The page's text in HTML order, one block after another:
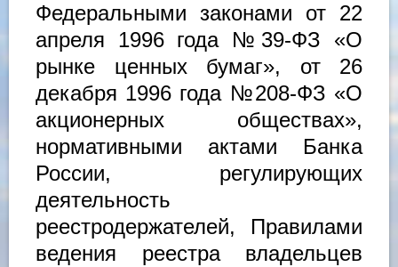
Федеральными законами от 22
апреля 1996 года №39-ФЗ «О
рынке ценных бумаг», от 26
декабря 1996 года №208-ФЗ «О
акционерных обществах»,
нормативными актами Банка
России, регулирующих
деятельность
реестродержателей, Правилами
ведения реестра владельцев